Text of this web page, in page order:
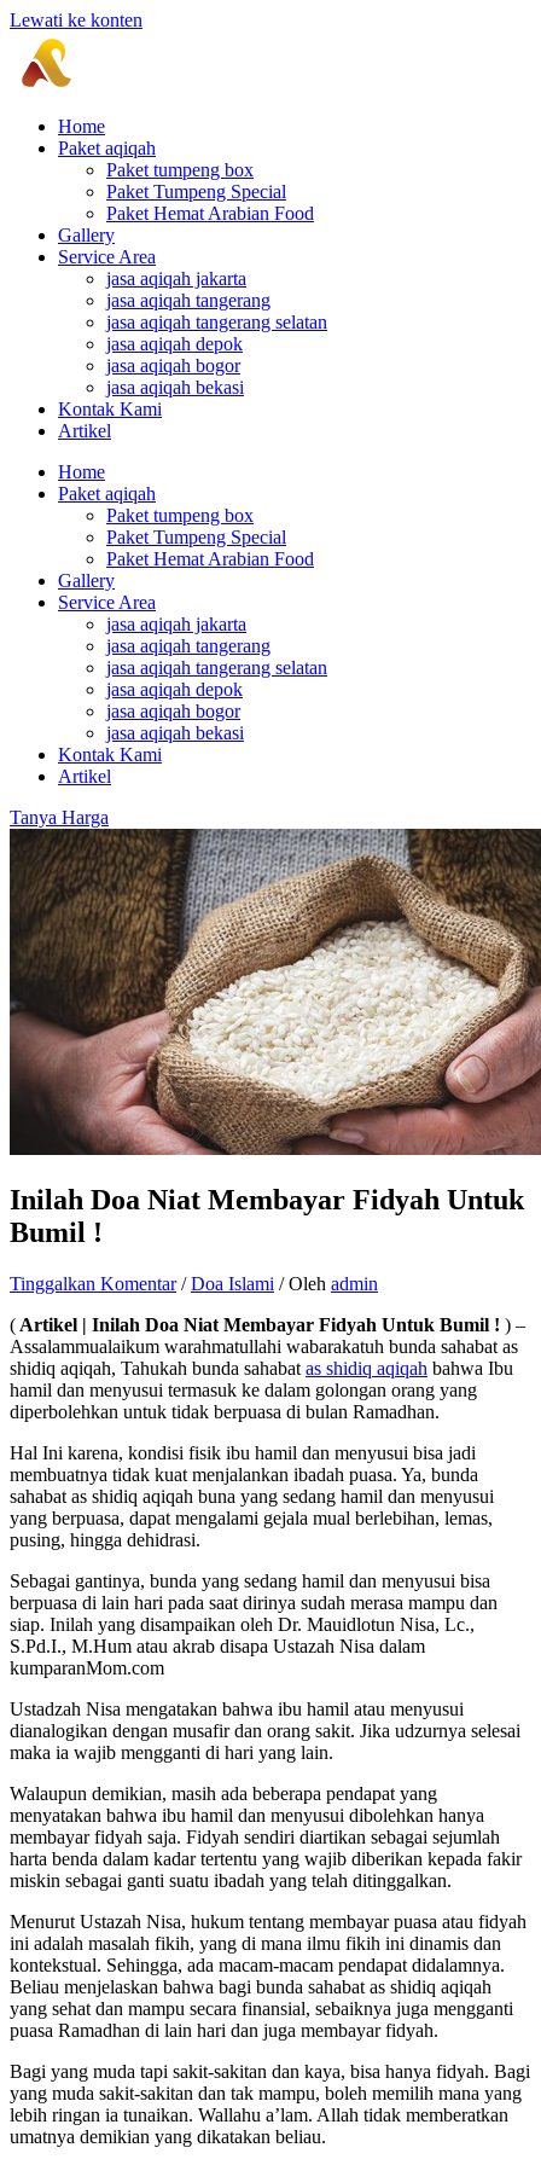
Lewati ke konten
Home
Paket aqiqah
Paket tumpeng box
Paket Tumpeng Special
Paket Hemat Arabian Food
Gallery
Service Area
jasa aqiqah jakarta
jasa aqiqah tangerang
jasa aqiqah tangerang selatan
jasa aqiqah depok
jasa aqiqah bogor
jasa aqiqah bekasi
Kontak Kami
Artikel
Home
Paket aqiqah
Paket tumpeng box
Paket Tumpeng Special
Paket Hemat Arabian Food
Gallery
Service Area
jasa aqiqah jakarta
jasa aqiqah tangerang
jasa aqiqah tangerang selatan
jasa aqiqah depok
jasa aqiqah bogor
jasa aqiqah bekasi
Kontak Kami
Artikel
Tanya Harga
Inilah Doa Niat Membayar Fidyah Untuk
Bumil !
Tinggalkan Komentar /Doa Islami / Oleh admin
( Artikel | Inilah Doa Niat Membayar Fidyah Untuk Bumil ! ) –
Assalammualaikum warahmatullahi wabarakatuh bunda sahabat as
shidiq aqiqah, Tahukah bunda sahabat as shidiq aqiqah bahwa Ibu
hamil dan menyusui termasuk ke dalam golongan orang yang
diperbolehkan untuk tidak berpuasa di bulan Ramadhan.
Hal Ini karena, kondisi fisik ibu hamil dan menyusui bisa jadi
membuatnya tidak kuat menjalankan ibadah puasa. Ya, bunda
sahabat as shidiq aqiqah buna yang sedang hamil dan menyusui
yang berpuasa, dapat mengalami gejala mual berlebihan, lemas,
pusing, hingga dehidrasi.
Sebagai gantinya, bunda yang sedang hamil dan menyusui bisa
berpuasa di lain hari pada saat dirinya sudah merasa mampu dan
siap. Inilah yang disampaikan oleh Dr. Mauidlotun Nisa, Lc.,
S.Pd.I., M.Hum atau akrab disapa Ustazah Nisa dalam
kumparanMom.com
Ustadzah Nisa mengatakan bahwa ibu hamil atau menyusui
dianalogikan dengan musafir dan orang sakit. Jika udzurnya selesai
maka ia wajib mengganti di hari yang lain.
Walaupun demikian, masih ada beberapa pendapat yang
menyatakan bahwa ibu hamil dan menyusui dibolehkan hanya
membayar fidyah saja. Fidyah sendiri diartikan sebagai sejumlah
harta benda dalam kadar tertentu yang wajib diberikan kepada fakir
miskin sebagai ganti suatu ibadah yang telah ditinggalkan.
Menurut Ustazah Nisa, hukum tentang membayar puasa atau fidyah
ini adalah masalah fikih, yang di mana ilmu fikih ini dinamis dan
kontekstual. Sehingga, ada macam-macam pendapat didalamnya.
Beliau menjelaskan bahwa bagi bunda sahabat as shidiq aqiqah
yang sehat dan mampu secara finansial, sebaiknya juga mengganti
puasa Ramadhan di lain hari dan juga membayar fidyah.
Bagi yang muda tapi sakit-sakitan dan kaya, bisa hanya fidyah. Bagi
yang muda sakit-sakitan dan tak mampu, boleh memilih mana yang
lebih ringan ia tunaikan. Wallahu a’lam. Allah tidak memberatkan
umatnya demikian yang dikatakan beliau.